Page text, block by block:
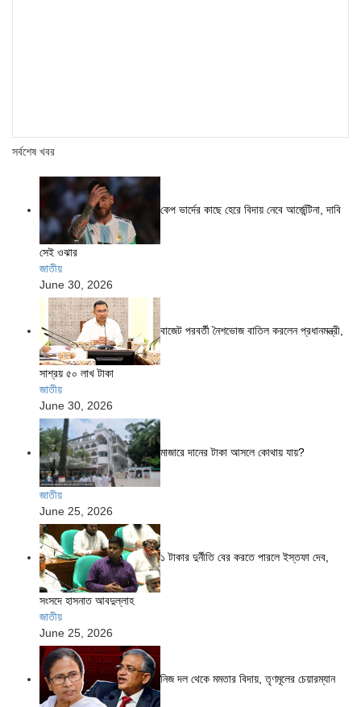
সর্বশেষ খবর
কেপ ভার্দের কাছে হেরে বিদায় নেবে আর্জেন্টিনা, দাবি
সেই ওঝার
জাতীয়
June 30, 2026
বাজেট পরবর্তী নৈশভোজ বাতিল করলেন প্রধানমন্ত্রী,
সাশ্রয় ৫০ লাখ টাকা
জাতীয়
June 30, 2026
মাজারে দানের টাকা আসলে কোথায় যায়?
জাতীয়
June 25, 2026
১ টাকার দুর্নীতি বের করতে পারলে ইস্তফা দেব,
সংসদে হাসনাত আবদুল্লাহ
জাতীয়
June 25, 2026
নিজ দল থেকে মমতার বিদায়, তৃণমূলের চেয়ারম্যান